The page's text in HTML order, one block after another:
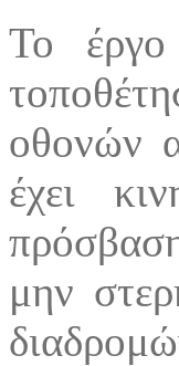
Το
οθονών
έχει
μην